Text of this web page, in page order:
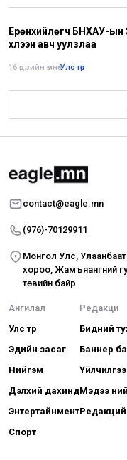
Ерөнхийлөгч БНХАУ-ын
хүлээн авч уулзлаа
16 өдрийн өмнө•Улс төр
contact@eagle.mn
(976)-70129911
Монгол Улс,
хороо, Жамъяангүний
төвийн байр
Ангилал
Улс төр
Эдийн засаг
Нийгэм
Дэлхий дахинд
Энтертайнмент
Спорт
Редакци
Бидний
Баннер
Мэдээ